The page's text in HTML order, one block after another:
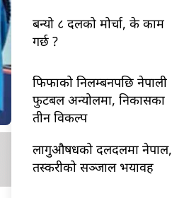
बन्यो ८ दलको मोर्चा, के काम
गर्छ ?
फिफाको निलम्बनपछि नेपाली
फुटबल अन्योलमा, निकासका
तीन विकल्प
लागुऔषधको दलदलमा नेपाल,
तस्करीको सञ्जाल भयावह